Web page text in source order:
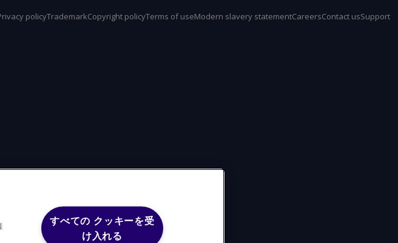
policyTrademarkCopyright policyTerms of useModern slavery statementCareersContact usSupport
すべての クッキーを受
け入れる